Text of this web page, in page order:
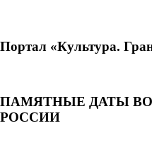
Портал «Культура.
ПАМЯТНЫЕ ДАТЫ
РОССИИ